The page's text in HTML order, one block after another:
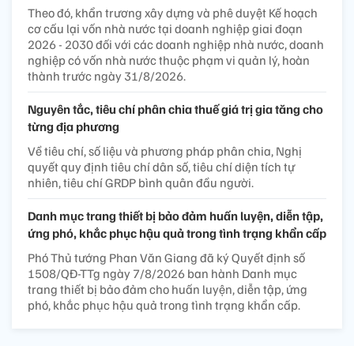
Theo đó, khẩn trương xây dựng và phê duyệt Kế hoạch
cơ cấu lại vốn nhà nước tại doanh nghiệp giai đoạn
2026 - 2030 đối với các doanh nghiệp nhà nước, doanh
nghiệp có vốn nhà nước thuộc phạm vi quản lý, hoàn
thành trước ngày 31/8/2026.
Nguyên tắc, tiêu chí phân chia thuế giá trị gia tăng cho
từng địa phương
Về tiêu chí, số liệu và phương pháp phân chia, Nghị
quyết quy định tiêu chí dân số, tiêu chí diện tích tự
nhiên, tiêu chí GRDP bình quân đầu người.
Danh mục trang thiết bị bảo đảm huấn luyện, diễn tập,
ứng phó, khắc phục hậu quả trong tình trạng khẩn cấp
Phó Thủ tướng Phan Văn Giang đã ký Quyết định số
1508/QĐ-TTg ngày 7/8/2026 ban hành Danh mục
trang thiết bị bảo đảm cho huấn luyện, diễn tập, ứng
phó, khắc phục hậu quả trong tình trạng khẩn cấp.